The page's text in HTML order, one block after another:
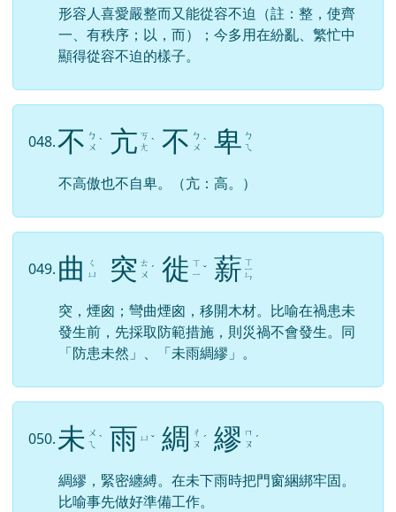
形容人喜愛嚴整而又能從容不迫（註：整，使齊
一、有秩序；以，而）；今多用在紛亂、繁忙中
顯得從容不迫的樣子。
048.不 ㄅ
ㄨ ˋ 亢 ㄎ
ㄤ ˋ 不 ㄅ
ㄨ ˋ 卑 ㄅ
ㄟ
不高傲也不自卑。（亢：高。）
049. 曲
ㄑ
ㄩ
突 ㄊ
ㄨ ˊ 徙 ㄒ
ㄧ ˇ 薪 ㄒ
ㄧ
ㄣ
突，煙囪；彎曲煙囪，移開木材。比喻在禍患未
發生前，先採取防範措施，則災禍不會發生。同
「防患未然」、「未雨綢繆」。
050.未 ㄨ
ㄟ ˋ 雨 ㄩ ˇ 綢
ㄔ
ㄡ ˊ 繆 ㄇ
ㄡ ˊ
綢繆，緊密纏縛。在未下雨時把門窗綑綁牢固。
比喻事先做好準備工作。